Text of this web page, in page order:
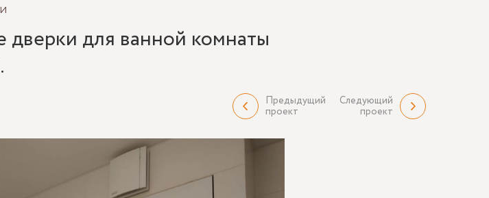
дверки для ванной комнаты
Предыдущий
проект
Следующий
проект